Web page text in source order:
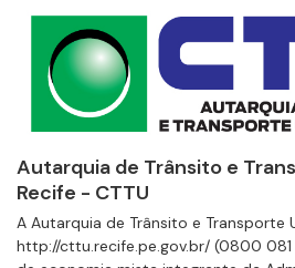
Autarquia de Trânsito e
Recife - CTTU
A Autarquia de Trânsito e Transporte
http://cttu.recife.pe.gov.br/ (0800 081